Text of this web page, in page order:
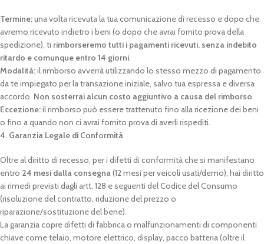
Termine:una volta ricevuta la tua comunicazione di recesso e dopo che
avremo ricevuto indietro i beni (o dopo che avrai fornito prova della
spedizione), ti rimborseremo tutti i pagamenti ricevuti, senza indebito
ritardo e comunque entro 14 giorni.
Modalità:il rimborso avverrà utilizzando lo stesso mezzo di pagamento
da te impiegato per la transazione iniziale, salvo tua espressa e diversa
accordo. Non sosterrai alcun costo aggiuntivo a causa del rimborso.
Eccezione:il rimborso può essere trattenuto fino alla ricezione dei beni
o fino a quando non ci avrai fornito prova di averli rispediti.
4. Garanzia Legale di Conformità
Oltre al diritto di recesso, per i difetti di conformità che si manifestano
entro 24 mesi dalla consegna(12 mesi per veicoli usati/demo), hai diritto
ai rimedi previsti dagli artt. 128 e seguenti del Codice del Consumo
(risoluzione del contratto, riduzione del prezzo o
riparazione/sostituzione del bene).
La garanzia copre difetti di fabbrica o malfunzionamenti di componenti
chiave come telaio, motore elettrico, display, pacco batteria (oltre il